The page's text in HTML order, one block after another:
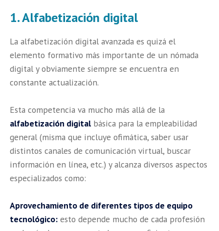
1. Alfabetización digital
La alfabetización digital avanzada es quizá el
elemento formativo más importante de un nómada
digital y obviamente siempre se encuentra en
constante actualización.
Esta competencia va mucho más allá de la
alfabetización digital básica para la empleabilidad
general (misma que incluye ofimática, saber usar
distintos canales de comunicación virtual, buscar
información en línea, etc.) y alcanza diversos aspectos
especializados como:
Aprovechamiento de diferentes tipos de equipo
tecnológico: esto depende mucho de cada profesión